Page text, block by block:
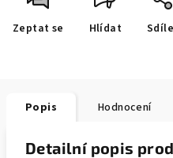
Zeptat se Hlídat
Popis Hodnocení
Detailní popis